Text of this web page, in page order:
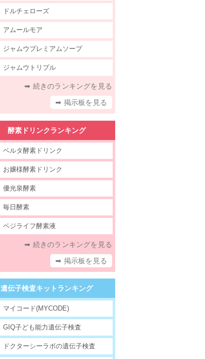
ドルチェローズ
アムールモア
ジャムウプレミアムソープ
ジャムウトリプル
➡ 続きのランキングを見る
➡ 掲示板を見る
酵素ドリンクランキング
ベルタ酵素ドリンク
お嬢様酵素ドリンク
優光泉酵素
毎日酵素
ベジライフ酵素液
➡ 続きのランキングを見る
➡ 掲示板を見る
遺伝子検査キットランキング
マイコード(MYCODE)
GIQ子ども能力遺伝子検査
ドクターシーラボの遺伝子検査